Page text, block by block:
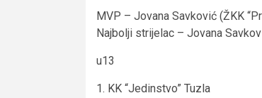
MVP – Jovana Savković (ŽKK
Najbolji strijelac – Jovana
u13
1. KK “Jedinstvo” Tuzla